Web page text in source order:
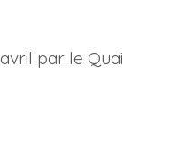
par le Quai